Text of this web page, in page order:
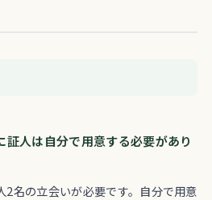
証人は自分で用意する必要があり
2名の立会いが必要です。自分で用意